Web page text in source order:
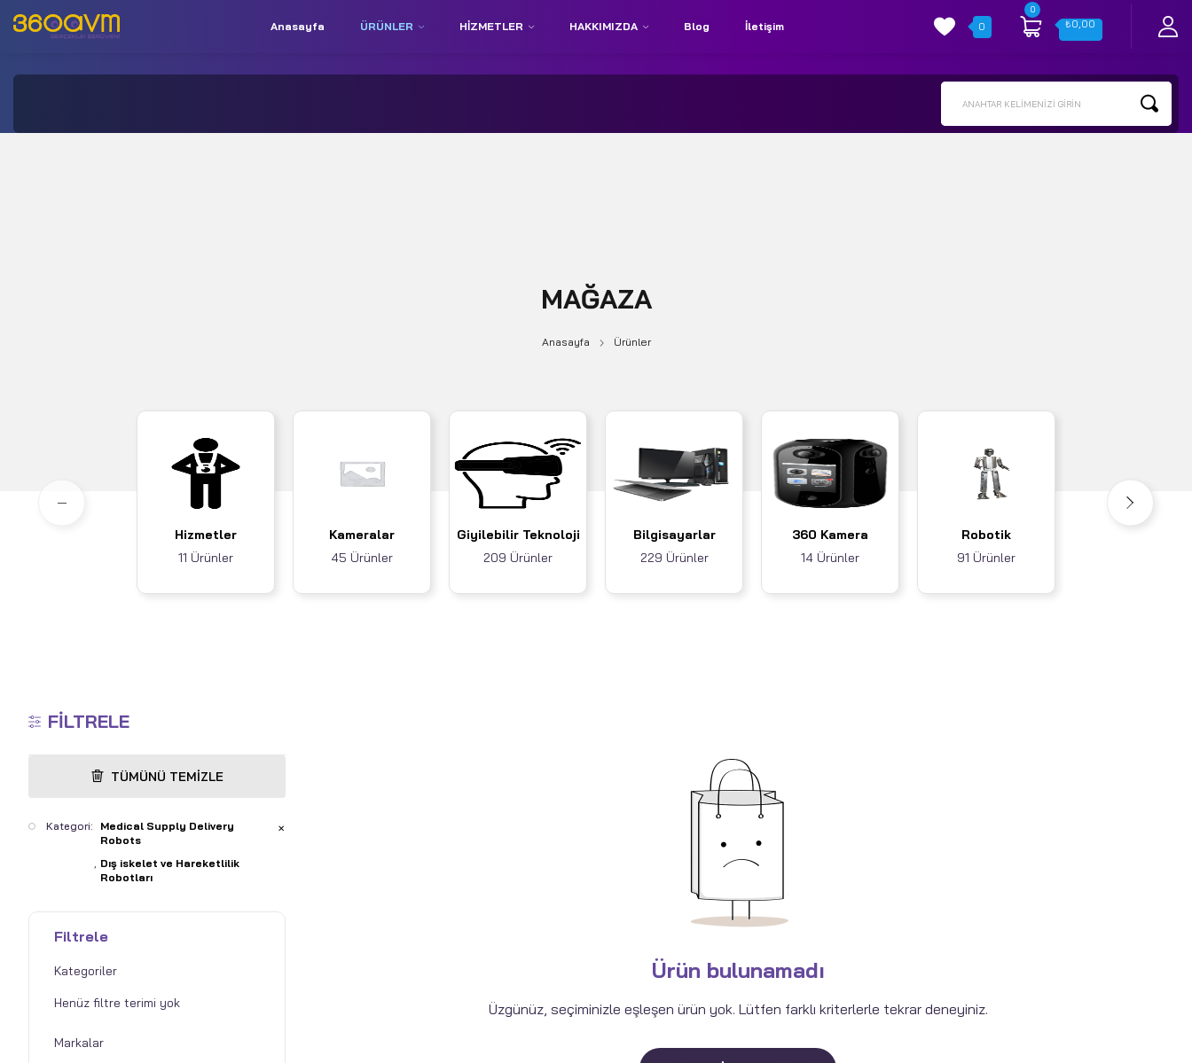
İletişim: +90 850 532 9312
ANAHTAR KELIMENIZI GIRIN
Anasayfa ÜRÜNLER HIZMETLER HAKKIMIZDA Blog İletişim 0
0
₺0,00
MAĞAZA
Anasayfa Ürünler
Hizmetler
11 Ürünler
Kameralar
45 Ürünler
Giyilebilir Teknoloji
209 Ürünler
Bilgisayarlar
229 Ürünler
360 Kamera
14 Ürünler
Robotik
91 Ürünler
FILTRELE
TÜMÜNÜ TEMIZLE
Kategori:
Medical Supply Delivery
Robots
Dış iskelet ve Hareketlilik
Robotları
✕
Filtrele
Kategoriler
Markalar
Ürün bulunamadı
Üzgünüz, seçiminizle eşleşen ürün yok. Lütfen farklı kriterlerle tekrar deneyiniz.